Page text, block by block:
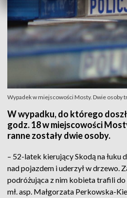
Wypadek w miejscowości Mosty. Dwie osoby
W wypadku, do którego
godz. 18 w miejscowości
ranne zostały dwie osoby.
– 52-latek kierujący Skodą na łuku
nad pojazdem i uderzył w drzewo.
podróżująca z nim kobieta trafili do
mł. asp. Małgorzata Perkowska-